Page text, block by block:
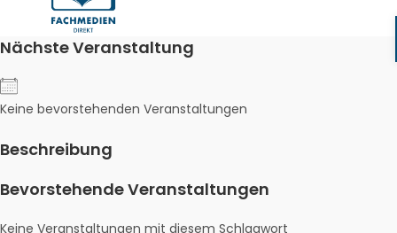
Nächste Veranstaltung
Keine bevorstehenden Veranstaltungen
Beschreibung
Bevorstehende Veranstaltungen
Keine Veranstaltungen mit diesem Schlagwort